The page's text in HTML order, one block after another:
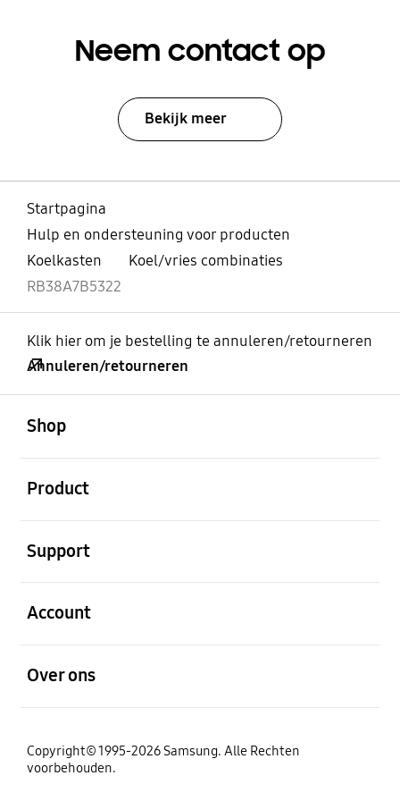
Neem contact op
Bekijk meer
Startpagina
Hulp en ondersteuning voor producten
Koelkasten
Koel/vries combinaties
RB38A7B5322
Klik hier om je bestelling te annuleren/retourneren
Annuleren/retourneren
Shop
Product
Support
Account
Over ons
Copyright© 1995-2026 Samsung. Alle Rechten
voorbehouden.